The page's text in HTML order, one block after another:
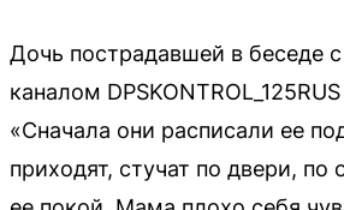
Дочь пострадавшей в беседе
каналом
«Сначала они расписали ее
приходят, стучат по двери,